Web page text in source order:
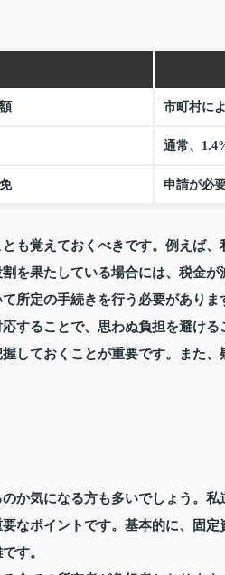
市町村に
通常、
申請が必
も覚えておくべきです。例えば、
を果たしている場合には、税金が
所定の手続きを行う必要がありま
することで、思わぬ負担を避け
しておくことが重要です。また
か気になる方も多いでしょう。
なポイントです。基本的に、固
す。